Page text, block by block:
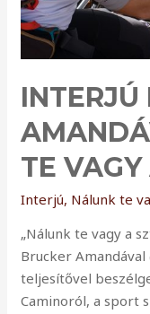
a
sztár!
INTERJÚ
TE
Interjú, Nálunk te
„Nálunk te vagy a
Brucker
teljesítővel
Caminoról, a sport